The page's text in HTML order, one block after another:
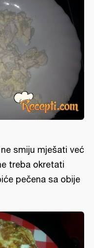
smiju mješati već
treba okretati
pečena sa obije